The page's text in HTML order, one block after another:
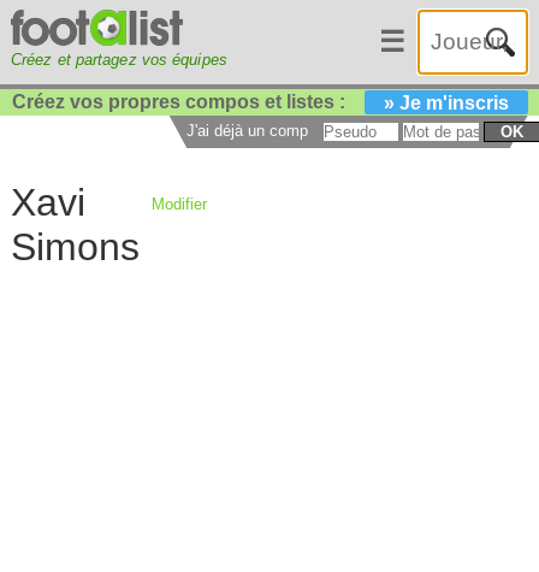
Créez et partagez vos équipes
☰
Créez vos propres compos et listes : » Je m'inscris
J'ai déjà un compte : OK
Xavi
Simons
Modifier